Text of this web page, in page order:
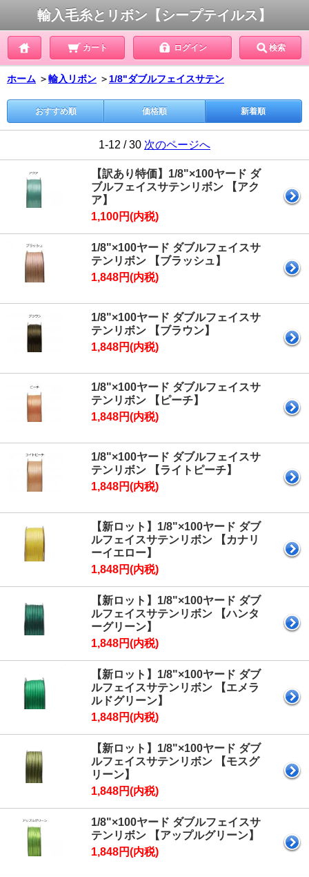
輸入毛糸とリボン【シープテイルス】
カート ログイン 検索
ホーム ＞輸入リボン ＞ 1/8"ダブルフェイスサテン
おすすめ順 価格順 新着順
1-12 / 30 次のページへ
【訳あり特価】1/8"×100ヤード ダ
ブルフェイスサテンリボン 【アク
ア】
1,100円(内税)
1/8"×100ヤード ダブルフェイスサ
テンリボン 【ブラッシュ】
1,848円(内税)
1/8"×100ヤード ダブルフェイスサ
テンリボン 【ブラウン】
1,848円(内税)
1/8"×100ヤード ダブルフェイスサ
テンリボン 【ピーチ】
1,848円(内税)
1/8"×100ヤード ダブルフェイスサ
テンリボン 【ライトピーチ】
1,848円(内税)
【新ロット】1/8"×100ヤード ダブ
ルフェイスサテンリボン 【カナリ
ーイエロー】
1,848円(内税)
【新ロット】1/8"×100ヤード ダブ
ルフェイスサテンリボン 【ハンタ
ーグリーン】
1,848円(内税)
【新ロット】1/8"×100ヤード ダブ
ルフェイスサテンリボン 【エメラ
ルドグリーン】
1,848円(内税)
【新ロット】1/8"×100ヤード ダブ
ルフェイスサテンリボン 【モスグ
リーン】
1,848円(内税)
1/8"×100ヤード ダブルフェイスサ
テンリボン 【アップルグリーン】
1,848円(内税)